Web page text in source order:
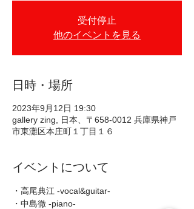
受付停止
他のイベントを見る
日時・場所
2023年9月12日 19:30
gallery zing, 日本、〒658-0012 兵庫県神戸
市東灘区本庄町１丁目１６
イベントについて
・高尾典江 -vocal&guitar-
・中島徹 -piano-